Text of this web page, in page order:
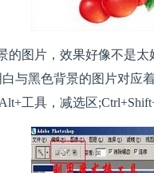
的图片，效果好像不是
与黑色背景的图片对应
工具，减选区